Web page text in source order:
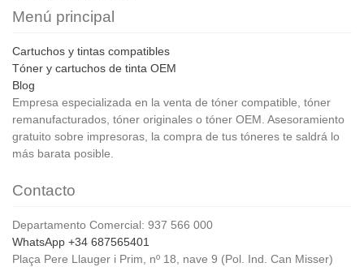
Menú principal
Cartuchos y tintas compatibles
Tóner y cartuchos de tinta OEM
Blog
Empresa especializada en la venta de tóner compatible, tóner
remanufacturados, tóner originales o tóner OEM. Asesoramiento
gratuito sobre impresoras, la compra de tus tóneres te saldrá lo
más barata posible.
Contacto
Departamento Comercial: 937 566 000
WhatsApp +34 687565401
Plaça Pere Llauger i Prim, nº 18, nave 9 (Pol. Ind. Can Misser)